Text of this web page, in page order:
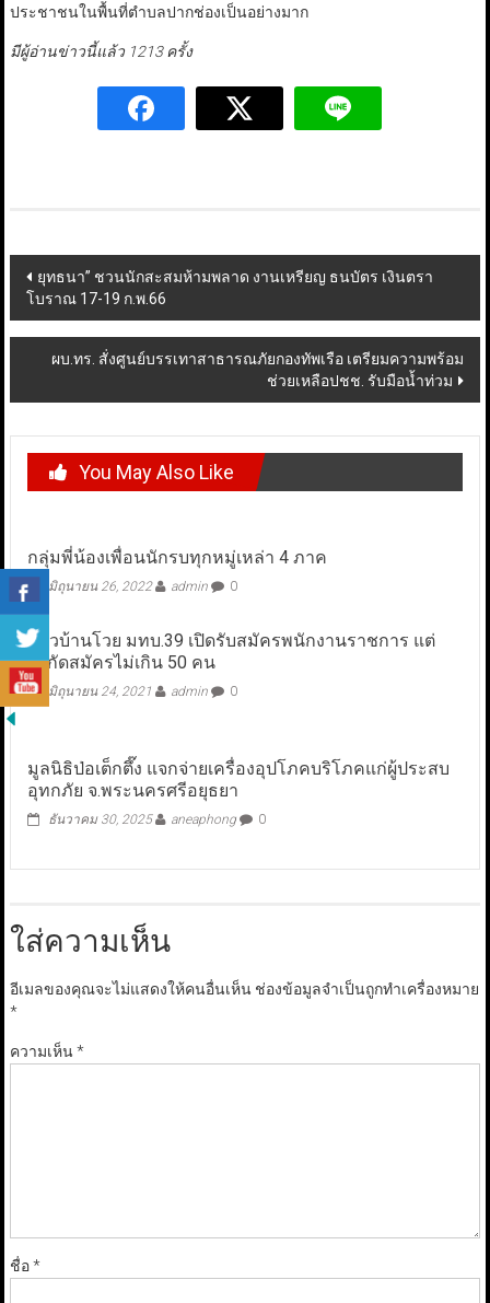
ประชาชนในพื้นที่ตำบลปากช่องเป็นอย่างมาก
มีผู้อ่านข่าวนี้แล้ว 1213 ครั้ง
Post
navigation
ยุทธนา” ชวนนักสะสมห้ามพลาด งานเหรียญ ธนบัตร เงินตรา
โบราณ 17-19 ก.พ.66
ผบ.ทร. สั่งศูนย์บรรเทาสาธารณภัยกองทัพเรือ เตรียมความพร้อม
ช่วยเหลือปชช. รับมือน้ำท่วม
You May Also Like
กลุ่มพี่น้องเพื่อนนักรบทุกหมู่เหล่า 4 ภาค
มิถุนายน 26, 2022 admin 0
ชาวบ้านโวย มทบ.39 เปิดรับสมัครพนักงานราชการ แต่
จำกัดสมัครไม่เกิน 50 คน
มิถุนายน 24, 2021 admin 0
มูลนิธิป่อเต็กตึ๊ง แจกจ่ายเครื่องอุปโภคบริโภคแก่ผู้ประสบ
อุทกภัย จ.พระนครศรีอยุธยา
ธันวาคม 30, 2025 aneaphong 0
ใส่ความเห็น
อีเมลของคุณจะไม่แสดงให้คนอื่นเห็น ช่องข้อมูลจำเป็นถูกทำเครื่องหมาย
*
ความเห็น*
ชื่อ*